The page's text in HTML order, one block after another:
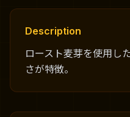
Description
ロースト麦芽を使用し
さが特徴。